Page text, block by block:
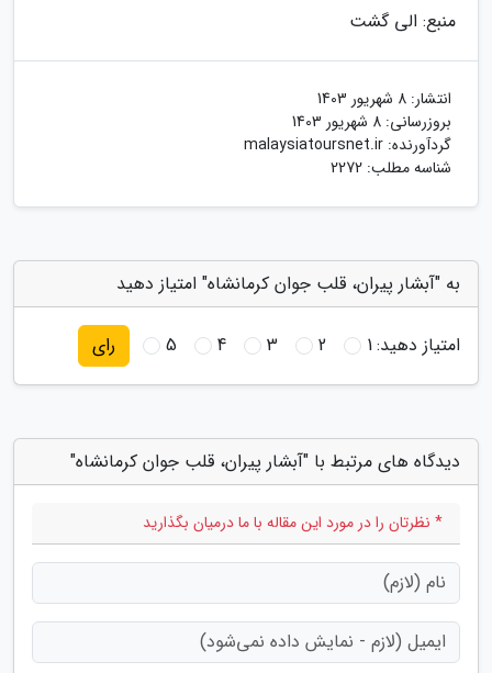
منبع: الی گشت
انتشار: 8 شهریور 1403
بروزرسانی: 8 شهریور 1403
گردآورنده: malaysiatoursnet.ir
شناسه مطلب: 2272
به "آبشار پیران، قلب جوان کرمانشاه" امتیاز دهید
امتیاز دهید:1
2
3
4
5 رای
دیدگاه های مرتبط با "آبشار پیران، قلب جوان کرمانشاه"
* نظرتان را در مورد این مقاله با ما درمیان بگذارید